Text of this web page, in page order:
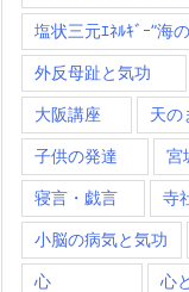
塩状三元ｴﾈﾙｷﾞｰ”海
外反母趾と気功
大阪講座 天の
子供の発達 宮
寝言・戯言 寺
小脳の病気と気功
心 心